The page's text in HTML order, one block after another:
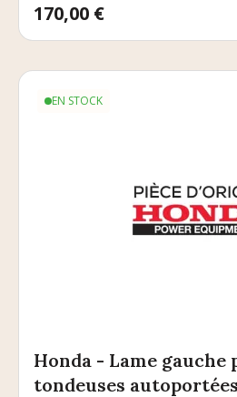
Prix
170,00 €
EN STOCK
Honda - Lame gauche
tondeuses autoportées